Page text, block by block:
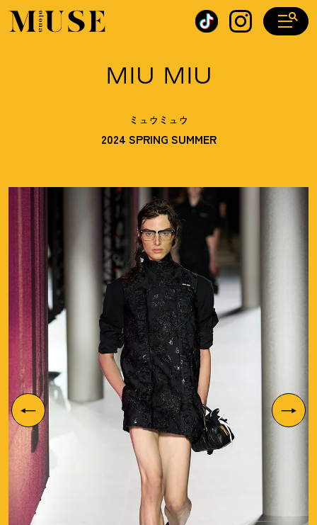
オトナミューズ ウェブ
MIU MIU
ミュウミュウ
2024 SPRING SUMMER